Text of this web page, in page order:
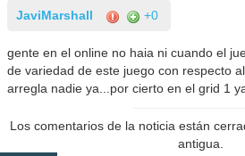
JaviMarshall +0
gente en el online no haia ni cuando el
de variedad de este juego con respecto
arregla nadie ya...por cierto en el grid 1
Los comentarios de la noticia están
antigua.